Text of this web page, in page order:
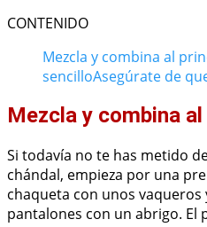
CONTENIDO
Mezcla y combina al
sencilloAsegúrate de
Mezcla y combina
Si todavía no te has metido
chándal, empieza por una
chaqueta con unos
pantalones con un abrigo. El